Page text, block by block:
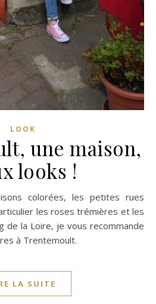
LOOK
une maison,
looks !
les roses trémières et les
de la Loire, je vous recommande
à Trentemoult.
LA SUITE